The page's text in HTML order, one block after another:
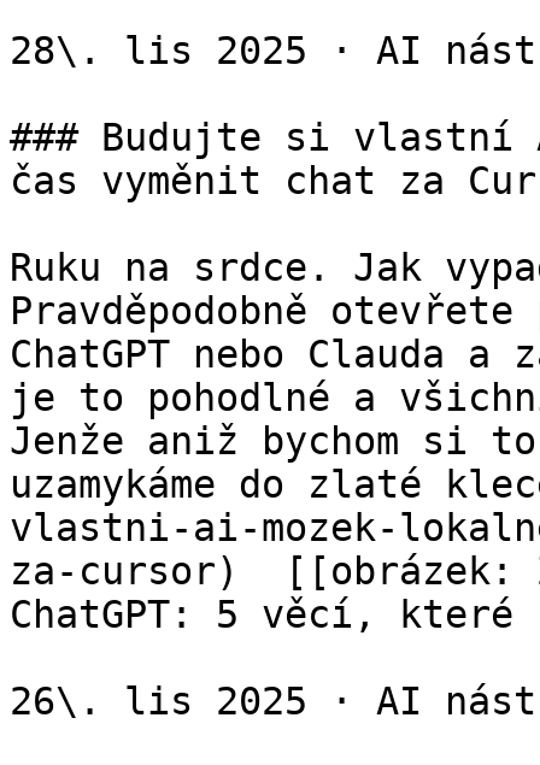
28\. lis 2025 · AI
### Budujte si vlastní
čas vyměnit chat za
Ruku na srdce. Jak
Pravděpodobně
ChatGPT nebo Clauda
je to pohodlné a
Jenže aniž bychom si
uzamykáme do zlaté
vlastni-ai-mozek-
za-cursor)  [[obrázek:
ChatGPT: 5 věcí, které
26\. lis 2025 · AI